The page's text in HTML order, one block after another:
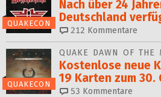
QUAKECON
Nach über 24
Deutschland
212 Kommentare
QUAKECON
QUAKE DAWN OF THE
Kostenlose neue
19 Karten zum
53 Kommentare